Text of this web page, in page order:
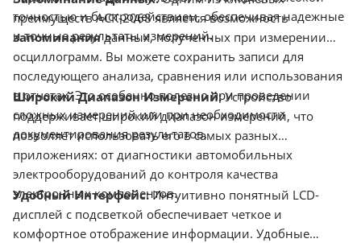
точностью и быстродействием, обеспечивая надежные
и точные результаты измерений.
преимуществ АСК-2068 является возможность
запоминанияданных, полученных при измерении
осциллограмм. Вы можете сохранить записи для
последующего анализа, сравнения или использования
в отчетах. Это особенно полезно при проведении
сложных измерений или при необходимости
документирования результатов.
Широкий Диапазон Измерений:Устройство
поддерживает широкий диапазон измерений, что
позволяет использовать его в самых разных
приложениях: от диагностики автомобильных
электрооборудований до контроля качества
электронных компонентов.
Удобный Интерфейс:Интуитивно понятный LCD-
дисплей с подсветкой обеспечивает четкое и
комфортное отображение информации. Удобные